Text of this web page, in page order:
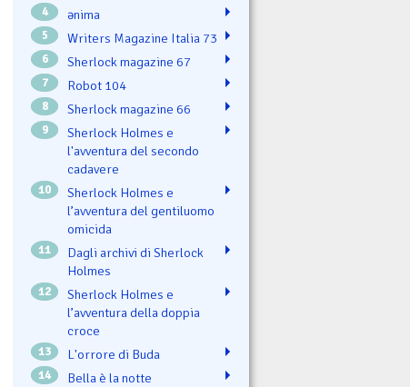
4 ənima
5 Writers Magazine Italia 73
6 Sherlock magazine 67
7 Robot 104
8 Sherlock magazine 66
9
Sherlock Holmes e
l'avventura del secondo
cadavere
10
Sherlock Holmes e
l’avventura del gentiluomo
omicida
11
Dagli archivi di Sherlock
Holmes
12
Sherlock Holmes e
l’avventura della doppia
croce
13 L'orrore di Buda
14 Bella è la notte